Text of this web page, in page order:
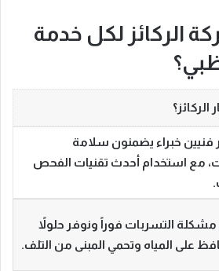
الركائز لكل خدمة
الركائز؟
فنيين خبراء يضمنون سلامة
مع استخدام أحدث تقنيات الفحص
مشكلة التسربات فوراً ونوفر حلولاً
على المياه وتحمي المبنى من التلف.